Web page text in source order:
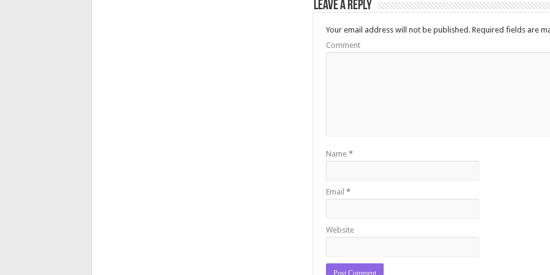
Leave a Reply
Your email address will not be published.Required fields are
Comment
Name *
Email *
Website